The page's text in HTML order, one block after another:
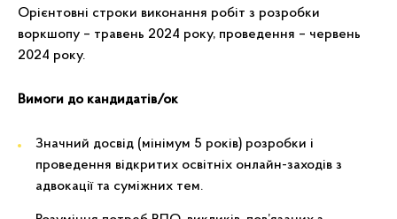
Орієнтовні строки виконання робіт з розробки
воркшопу – травень 2024 року, проведення – червень
2024 року.
Вимоги до кандидатів/ок
Значний досвід (мінімум 5 років) розробки і
проведення відкритих освітніх онлайн-заходів з
адвокації та суміжних тем.